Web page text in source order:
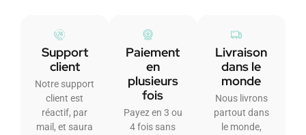
Support
client
Notre support
client est
réactif, par
mail, et saura
Paiement
en
plusieurs
fois
Payez en 3 ou
4 fois sans
Livraison
dans le
monde
Nous livrons
partout dans
le monde,